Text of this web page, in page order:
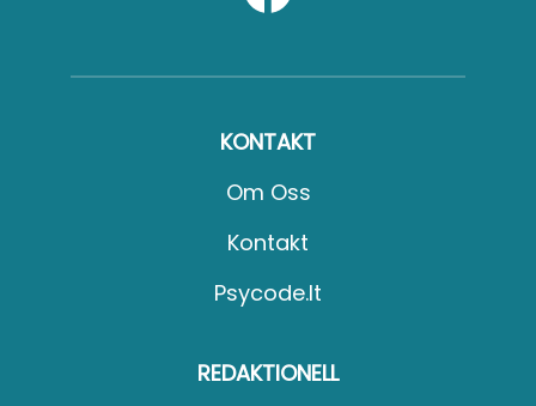
KONTAKT
Om Oss
Kontakt
Psycode.it
REDAKTIONELL